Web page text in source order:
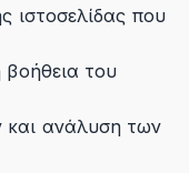
ιστοσελίδας που
του
ανάλυση των